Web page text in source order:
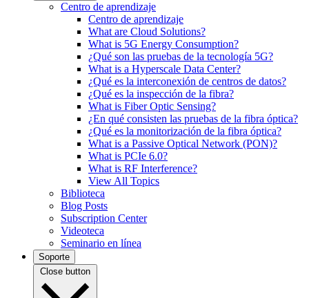
Centro de aprendizaje
Centro de aprendizaje
What are Cloud Solutions?
What is 5G Energy Consumption?
¿Qué son las pruebas de la tecnología 5G?
What is a Hyperscale Data Center?
¿Qué es la interconexión de centros de datos?
¿Qué es la inspección de la fibra?
What is Fiber Optic Sensing?
¿En qué consisten las pruebas de la fibra óptica?
¿Qué es la monitorización de la fibra óptica?
What is a Passive Optical Network (PON)?
What is PCIe 6.0?
What is RF Interference?
View All Topics
Biblioteca
Blog Posts
Subscription Center
Videoteca
Seminario en línea
Soporte
Close button